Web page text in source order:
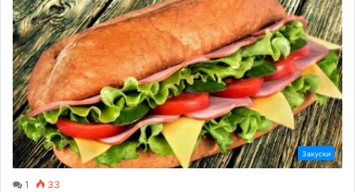
Закуски
1 33